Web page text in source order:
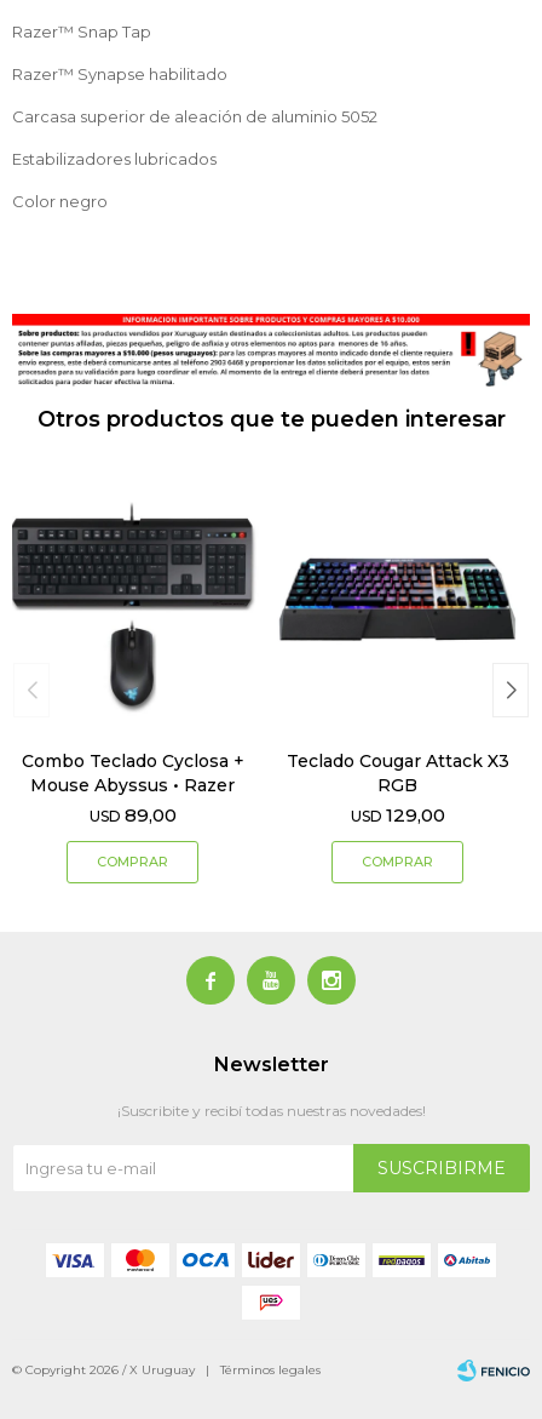
Razer™ Snap Tap
Razer™ Synapse habilitado
Carcasa superior de aleación de aluminio 5052
Estabilizadores lubricados
Color negro
Otros productos que te pueden interesar
Combo Teclado Cyclosa +
Mouse Abyssus • Razer
USD 89,00
Teclado Cougar Attack X3
RGB
USD 129,00
  
Newsletter
¡Suscribite y recibí todas nuestras novedades!
SUSCRIBIRME
© Copyright 2026 / X Uruguay |Términos legales